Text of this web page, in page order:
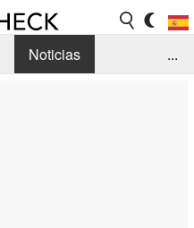
Noticias
...